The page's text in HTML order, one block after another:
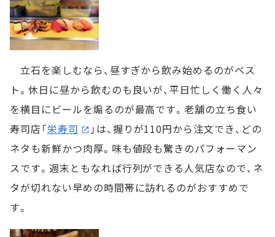
立石を楽しむなら、昼すぎから飲み始めるのがベス
ト。休日に昼から飲むのも良いが、平日忙しく働く人々
を横目にビールを煽るのが最高です。老舗の立ち食い
寿司店「栄寿司
」は、握りが110円から注文でき、どの
ネタも新鮮かつ肉厚。味も値段も驚きのパフォーマン
スです。週末ともなれば行列ができる人気店なので、ネ
タが切れない早めの時間帯に訪れるのがおすすめで
す。